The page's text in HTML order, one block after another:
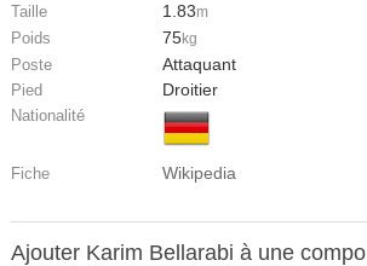
Taille 1.83m
Poids 75kg
Poste Attaquant
Pied Droitier
Nationalité
Fiche Wikipedia
Ajouter Karim Bellarabi à une compo